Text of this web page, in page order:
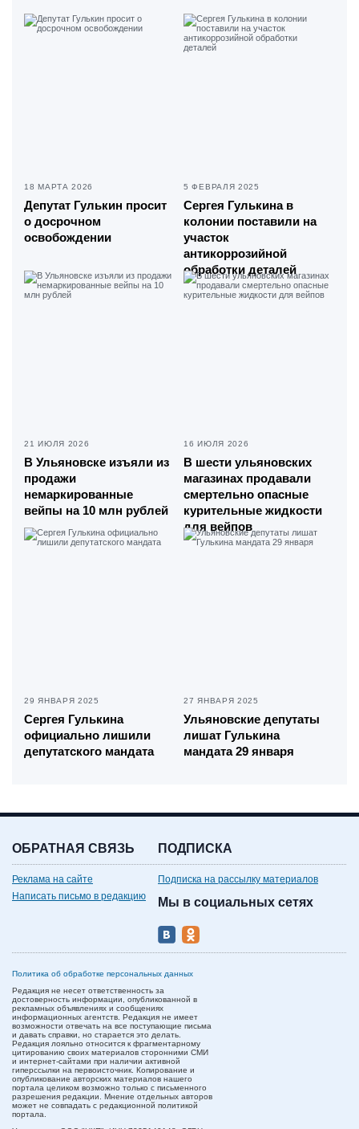
18 МАРТА 2026
Депутат Гулькин просит
о досрочном
освобождении
5 ФЕВРАЛЯ 2025
Сергея Гулькина в
колонии поставили на
участок
антикоррозийной
обработки деталей
21 ИЮЛЯ 2026
В Ульяновске изъяли из
продажи
немаркированные
вейпы на 10 млн рублей
16 ИЮЛЯ 2026
В шести ульяновских
магазинах продавали
смертельно опасные
курительные жидкости
для вейпов
29 ЯНВАРЯ 2025
Сергея Гулькина
официально лишили
депутатского мандата
27 ЯНВАРЯ 2025
Ульяновские депутаты
лишат Гулькина
мандата 29 января
ОБРАТНАЯ СВЯЗЬ
Реклама на сайте
Написать письмо в редакцию
ПОДПИСКА
Подписка на рассылку материалов
Мы в социальных сетях
Политика об обработке персональных данных
Редакция не несет ответственность за
достоверность информации, опубликованной в
рекламных объявлениях и сообщениях
информационных агентств. Редакция не имеет
возможности отвечать на все поступающие письма
и давать справки, но старается это делать.
Редакция лояльно относится к фрагментарному
цитированию своих материалов сторонними СМИ
и интернет-сайтами при наличии активной
гиперссылки на первоисточник. Копирование и
опубликование авторских материалов нашего
портала целиком возможно только с письменного
разрешения редакции. Мнение отдельных авторов
может не совпадать с редакционной политикой
портала.